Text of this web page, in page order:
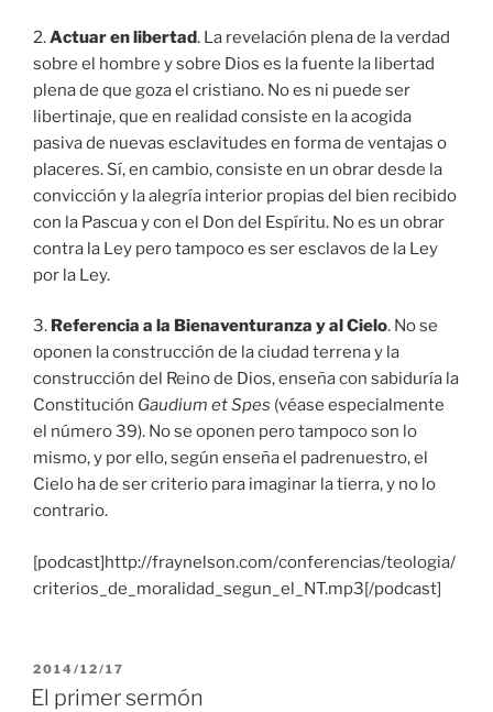
2.Actuar en libertad. La revelación plena de la verdad
sobre el hombre y sobre Dios es la fuente la libertad
plena de que goza el cristiano. No es ni puede ser
libertinaje, que en realidad consiste en la acogida
pasiva de nuevas esclavitudes en forma de ventajas o
placeres. Sí, en cambio, consiste en un obrar desde la
convicción y la alegría interior propias del bien recibido
con la Pascua y con el Don del Espíritu. No es un obrar
contra la Ley pero tampoco es ser esclavos de la Ley
por la Ley.
3. Referencia a la Bienaventuranza y al Cielo. No se
oponen la construcción de la ciudad terrena y la
construcción del Reino de Dios, enseña con sabiduría la
Constitución Gaudium et Spes (véase especialmente
el número 39). No se oponen pero tampoco son lo
mismo, y por ello, según enseña el padrenuestro, el
Cielo ha de ser criterio para imaginar la tierra, y no lo
contrario.
[podcast]http://fraynelson.com/conferencias/teologia/
criterios_de_moralidad_segun_el_NT.mp3[/podcast]
PUBLICADO
EL
2014/12/17
El primer sermón